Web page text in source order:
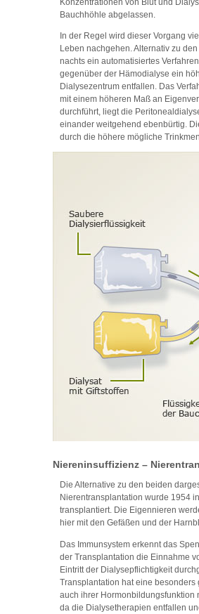
Bauchhöhle abgelassen.
In der Regel wird dieser Vorgang
Leben nachgehen. Alternativ zu
nachts ein automatisiertes
gegenüber der Hämodialyse ein
Dialysezentrum entfallen. Das
mit einem höheren Maß an
durchführt, liegt die
einander weitgehend ebenbürtig.
durch die höhere mögliche
Niereninsuffizienz –
Die Alternative zu den beiden
Nierentransplantation wurde 1954
transplantiert. Die Eigennieren
hier mit den Gefäßen und der
Das Immunsystem erkennt das
der Transplantation die Einnahme
Eintritt der Dialysepflichtigkeit
Transplantation hat eine
auch ihrer Hormonbildungsfunktion
da die Dialysetherapien entfallen